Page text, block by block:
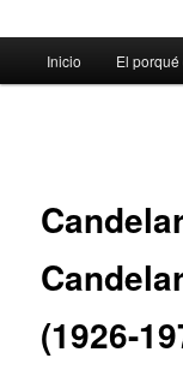
principal
Inicio El
(1926-